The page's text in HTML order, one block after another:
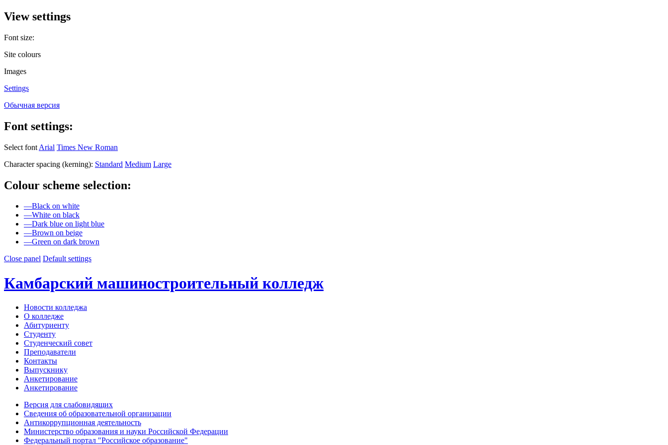
View settings
Font size:
Site colours
Images
Settings
Обычная версия
Font settings:
Select font Arial Times New Roman
Character spacing (kerning): Standard Medium Large
Colour scheme selection:
—Black on white
—White on black
—Dark blue on light blue
—Brown on beige
—Green on dark brown
Close panel Default settings
Камбарский машиностроительный колледж
Новости колледжа
О колледже
Абитуриенту
Студенту
Студенческий совет
Преподаватели
Контакты
Выпускнику
Анкетирование
Анкетирование
Версия для слабовидящих
Сведения об образовательной организации
Антикоррупционная деятельность
Министерство образования и науки Российской Федерации
Федеральный портал "Российское образование"